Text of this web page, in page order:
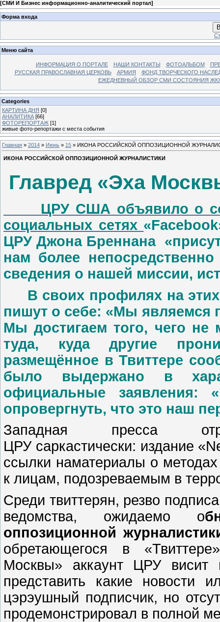
[СМИ И Бизнес информационно-аналитический портал]
Форма входа
Меню сайта
ИНФОРМАЦИЯ О ПОРТАЛЕ НАШИ КОНТАКТЫ ФОТОАЛЬБОМ
РУССКАЯ ПРАВОСЛАВНАЯ ЦЕРКОВЬ
АРМИЯ
ФОНД ТВОРЧЕСКОГО
ЕЖЕДНЕВНЫЙ ОБЗОР СМИ СОСТОЯНИЯ
Categories
КАРТИНА ДНЯ [0]
АНАЛИТИКА [66]
ФОТОРЕПОРТАЖ [1]
живые фото-репортажи с места события
Главная » 2014 » Июнь » 15 » ИКОНА РОССИЙСКОЙ ОППОЗИЦИОННОЙ
ИКОНА РОССИЙСКОЙ ОППОЗИЦИОННОЙ ЖУРНАЛИСТИКИ
Главред «Эха
ЦРУ США объявило о
социальных сетях
ЦРУ Джона Бреннана
нам более
сведения о нашей миссии,
В своих профилях на этих
пишут о себе: «Мы являемся
Мы достигаем того, чего не
туда, куда другие
размещённое в Твиттере
было выдержано в
официальные
опровергнуть, что это наш
Западная пресса
ЦРУ саркастически: издание
ссылки наматериалы о
к лицам, подозреваемым в
Среди твиттерян, резво
ведомства, ожидаемо о
оппозиционной
обретающегося в
Москвы» аккаунт ЦРУ
представить какие новости
цэрэушный подписчик, но
продемонстрировал в полной